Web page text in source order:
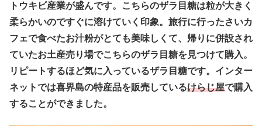
トウキビ産業が盛んです。こちらのザラ目糖は粒が大きく
柔らかいのですぐに溶けていく印象。旅行に行ったさいカ
フェで食べたお汁粉がとても美味しくて、帰りに併設され
ていたお土産売り場でこちらのザラ目糖を見つけて購入。
リピートするほど気に入っているザラ目糖です。インター
ネットでは喜界島の特産品を販売しているけらじ屋で購入
することができました。